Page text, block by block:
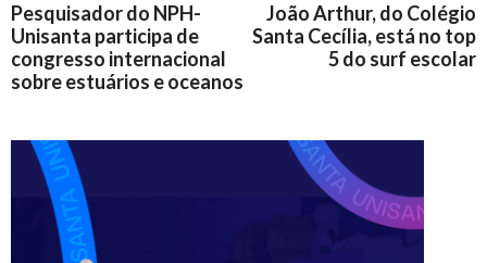
Pesquisador do NPH-
Unisanta participa de
congresso internacional
sobre estuários e oceanos
João Arthur, do Colégio
Santa Cecília, está no top
5 do surf escolar